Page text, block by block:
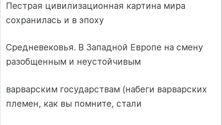
Пестрая цивилизационная картина мира
сохранилась и в эпоху
Средневековья. В Западной Европе на смену
разобщенным и неустойчивым
варварским государствам (набеги варварских
племен, как вы помните, стали